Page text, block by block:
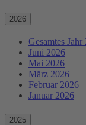
2026
Gesamtes Jahr
Juni 2026
Mai 2026
März 2026
Februar 2026
Januar 2026
2025